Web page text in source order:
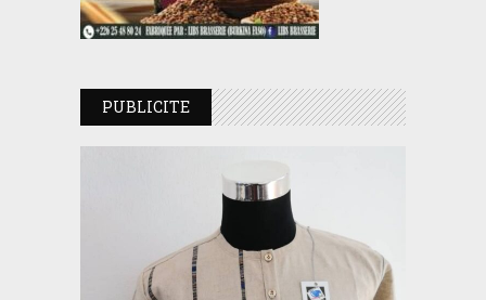
PUBLICITE